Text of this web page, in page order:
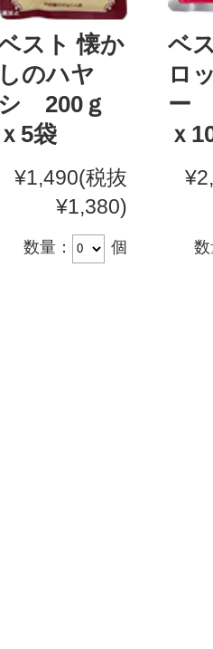
スト 懐か
しのハヤ
シ 200ｇ
ｘ5袋
¥1,490(税抜
¥1,380)
数量： 個
ベ
ロ
ー
ｘ
数